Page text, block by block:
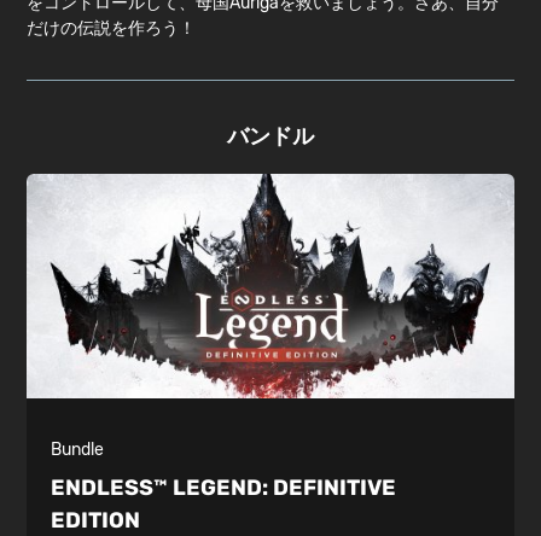
だけの伝説を作ろう！
バンドル
Bundle
ENDLESS™ LEGEND: DEFINITIVE
EDITION